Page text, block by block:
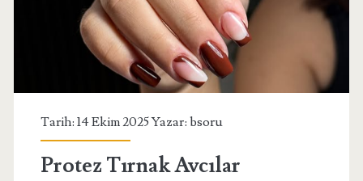
Tarih: 14 Ekim 2025 Yazar: bsoru
Protez Tırnak Avcılar